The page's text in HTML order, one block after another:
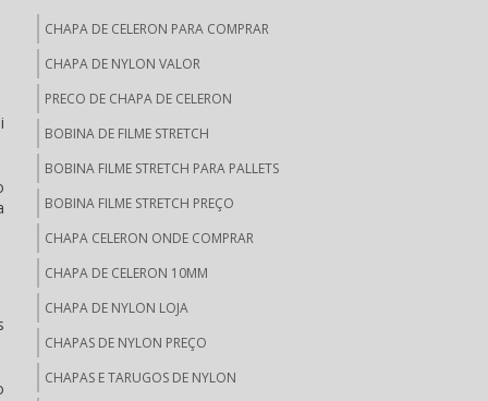
CHAPA DE CELERON PARA COMPRAR
CHAPA DE NYLON VALOR
PRECO DE CHAPA DE CELERON
BOBINA DE FILME STRETCH
BOBINA FILME STRETCH PARA PALLETS
BOBINA FILME STRETCH PREÇO
CHAPA CELERON ONDE COMPRAR
CHAPA DE CELERON 10MM
CHAPA DE NYLON LOJA
CHAPAS DE NYLON PREÇO
CHAPAS E TARUGOS DE NYLON